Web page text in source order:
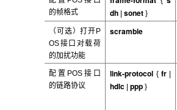
的帧格式
dh |sonet }
（可选）打开P
OS接口对载荷
的加扰功能
scramble
配置POS 接口
的链路协议
link-protocol { fr|
hdlc |ppp }